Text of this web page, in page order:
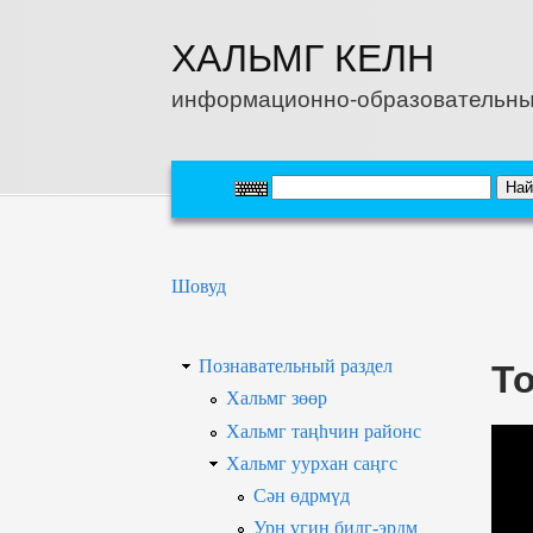
ХАЛЬМГ КЕЛН
информационно-
Вы здесь
Шовуд
Познавательный раздел
Хальмг зөөр
Хальмг таңһчин районс
Хальмг уурхан саңгс
Сән өдрмүд
Урн үгин билг-эрдм